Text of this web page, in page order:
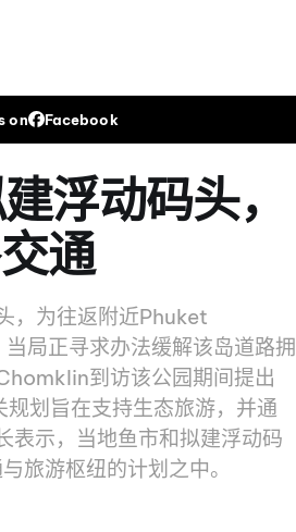
on Facebook
浮动码头，
通
，为往返附近Phuket
局正寻求办法缓解该岛道路拥
到访该公园期间提出
划旨在支持生态旅游，并通
表示，当地鱼市和拟建浮动码
旅游枢纽的计划之中。